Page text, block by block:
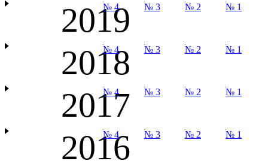
2019
№ 4 № 3 № 2 № 1
2018
№ 4 № 3 № 2 № 1
2017
№ 4 № 3 № 2 № 1
2016
№ 4 № 3 № 2 № 1